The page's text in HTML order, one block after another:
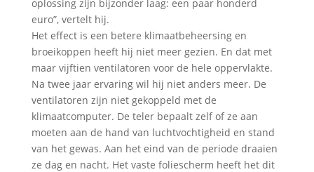
oplossing zijn bijzonder laag: een paar honderd
euro”, vertelt hij.
Het effect is een betere klimaatbeheersing en
broeikoppen heeft hij niet meer gezien. En dat met
maar vijftien ventilatoren voor de hele oppervlakte.
Na twee jaar ervaring wil hij niet anders meer. De
ventilatoren zijn niet gekoppeld met de
klimaatcomputer. De teler bepaalt zelf of ze aan
moeten aan de hand van luchtvochtigheid en stand
van het gewas. Aan het eind van de periode draaien
ze dag en nacht. Het vaste foliescherm heeft het dit